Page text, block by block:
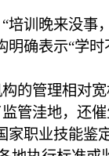
训晚来没事
明确表示“学时
的管理相对宽
管洼地，还
家职业技能鉴